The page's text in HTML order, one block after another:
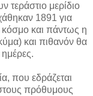
τεράστιο μερίδιο
1891 για
κόσμο και πάντως η
και πιθανόν θα
που εδράζεται
πρόθυμους